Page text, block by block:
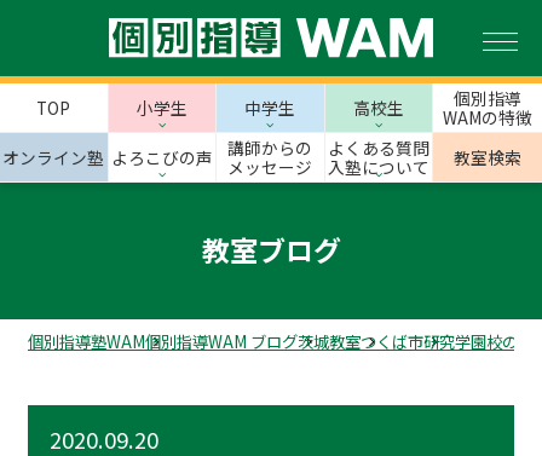
TOP 小学生 中学生 高校生
個別指導
WAMの特徴
オンライン塾 よろこびの声
講師からの
メッセージ
よくある質問
入塾について
教室検索
教室ブログ
個別指導塾WAM個別指導WAM ブログ茨城教室つくば市研究学園校のス
2020.09.20